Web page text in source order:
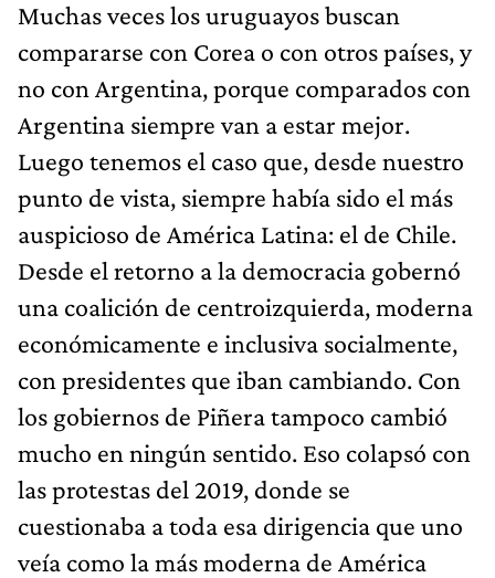
Muchas veces los uruguayos buscan
compararse con Corea o con otros países, y
no con Argentina, porque comparados con
Argentina siempre van a estar mejor.
Luego tenemos el caso que, desde nuestro
punto de vista, siempre había sido el más
auspicioso de América Latina: el de Chile.
Desde el retorno a la democracia gobernó
una coalición de centroizquierda, moderna
económicamente e inclusiva socialmente,
con presidentes que iban cambiando. Con
los gobiernos de Piñera tampoco cambió
mucho en ningún sentido. Eso colapsó con
las protestas del 2019, donde se
cuestionaba a toda esa dirigencia que uno
veía como la más moderna de América